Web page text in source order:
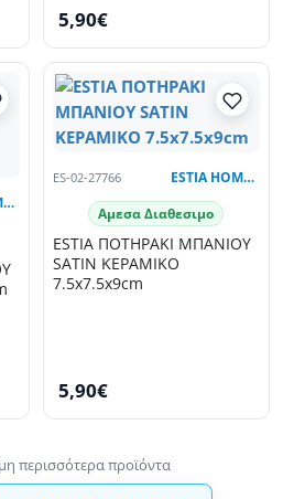
5,90€
ESTIA HOME ART
ES-02-27766 ESTIA HOME ART
Αμεσα Διαθεσιμο
ESTIA ΠΟΤΗΡΑΚΙ ΜΠΑΝΙΟΥ
SATIN ΚΕΡΑΜΙΚΟ
7.5x7.5x9cm
5,90€